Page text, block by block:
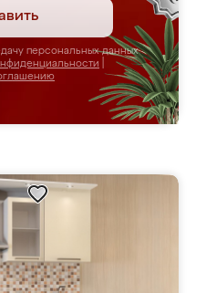
персональных данных